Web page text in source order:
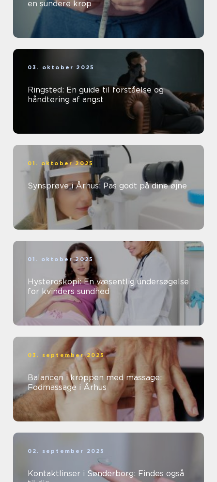
en sundere krop
03. oktober 2025
Ringsted: En guide til forståelse og
håndtering af angst
01. oktober 2025
Synsprøve i Århus: Pas godt på dine øjne
01. oktober 2025
Hysteroskopi: En væsentlig undersøgelse
for kvinders sundhed
03. september 2025
Balancen i kroppen med massage:
Fodmassage i Århus
02. september 2025
Kontaktlinser i Sønderborg: Findes også